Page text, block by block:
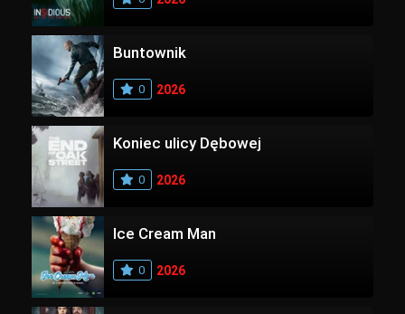
Buntownik
0 2026
Koniec ulicy Dębowej
0 2026
Ice Cream Man
0 2026